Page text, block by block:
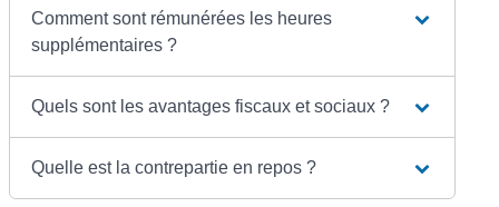
Comment sont rémunérées les heures
supplémentaires ?
Quels sont les avantages fiscaux et sociaux ?
Quelle est la contrepartie en repos ?